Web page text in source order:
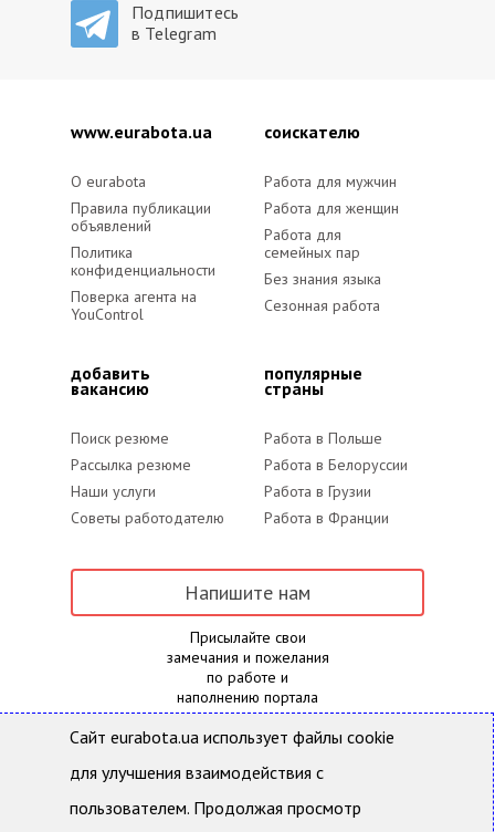
Подпишитесь
в Telegram
www.eurabota.ua
O eurabota
Правила публикации
объявлений
Политика
конфиденциальности
Поверка агента на
YouControl
cоискателю
Работа для мужчин
Работа для женщин
Работа для
семейных пар
Без знания языка
Сезонная работа
добавить
вакансию
Поиск резюме
Рассылка резюме
Наши услуги
Советы работодателю
популярные
страны
Работа в Польше
Работа в Белоруссии
Работа в Грузии
Работа в Франции
Напишите нам
Присылайте свои
замечания и пожелания
по работе и
наполнению портала
Eurabota.ua- Поиск работы и подбор персонала
законодательством Украины. Использование
Сайт eurabota.ua использует файлы cookie
для улучшения взаимодействия с
пользователем. Продолжая просмотр